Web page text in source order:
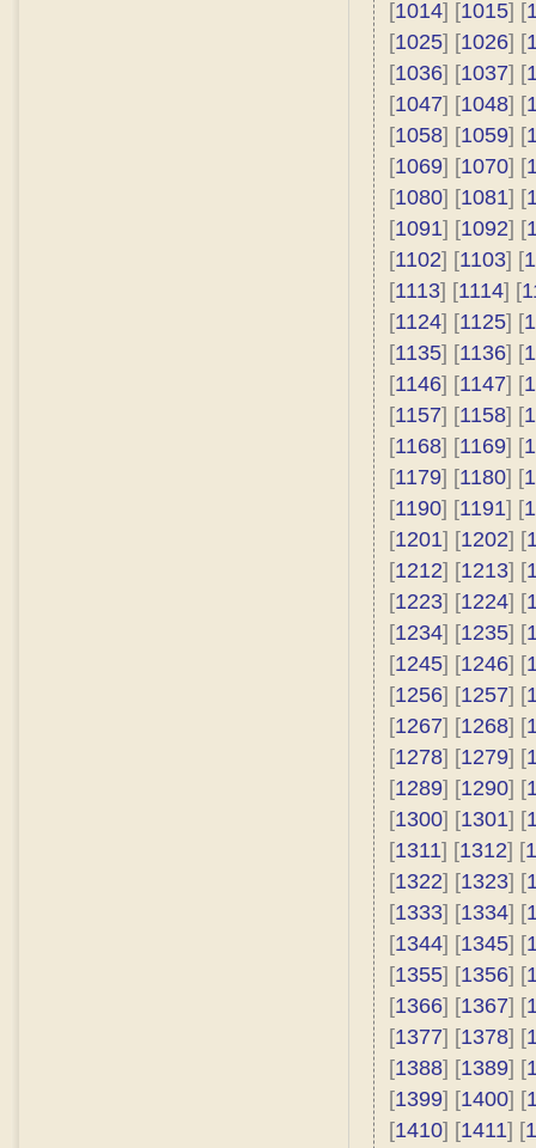
[1014] [1015] [
[1025] [1026] [
[1036] [1037] [
[1047] [1048] [
[1058] [1059] [
[1069] [1070] [
[1080] [1081] [
[1091] [1092] [
[1102] [1103] [
[1113] [1114] [
[1124] [1125] [
[1135] [1136] [
[1146] [1147] [
[1157] [1158] [
[1168] [1169] [
[1179] [1180] [
[1190] [1191] [
[1201] [1202] [
[1212] [1213] [
[1223] [1224] [
[1234] [1235] [
[1245] [1246] [
[1256] [1257] [
[1267] [1268] [
[1278] [1279] [
[1289] [1290] [
[1300] [1301] [
[1311] [1312] [
[1322] [1323] [
[1333] [1334] [
[1344] [1345] [
[1355] [1356] [
[1366] [1367] [
[1377] [1378] [
[1388] [1389] [
[1399] [1400] [
[1410] [1411] [